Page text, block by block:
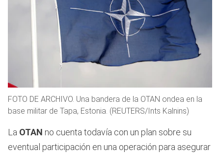
FOTO DE ARCHIVO. Una bandera de la OTAN ondea en la
base militar de Tapa, Estonia. (REUTERS/Ints Kalnins)
La OTAN no cuenta todavía con un plan sobre su
eventual participación en una operación para asegurar